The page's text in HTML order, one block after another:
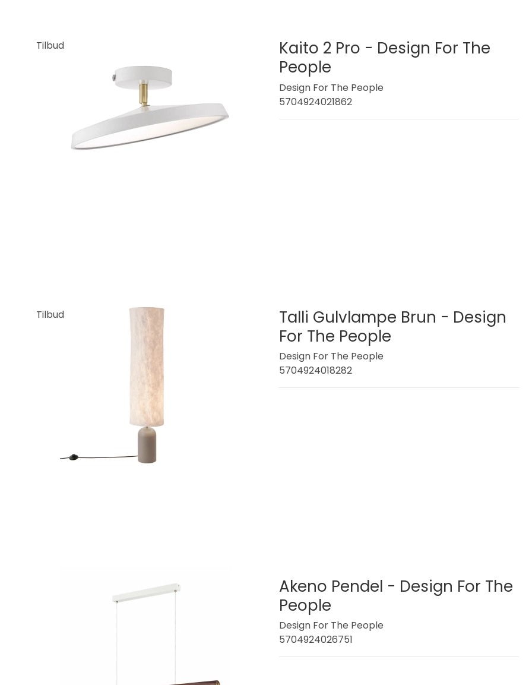
Tilbud
Kaito 2 Pro - Design For The
People
Design For The People
5704924021862
Tilbud
Talli Gulvlampe Brun - Design
For The People
Design For The People
5704924018282
Akeno Pendel - Design For The
People
Design For The People
5704924026751